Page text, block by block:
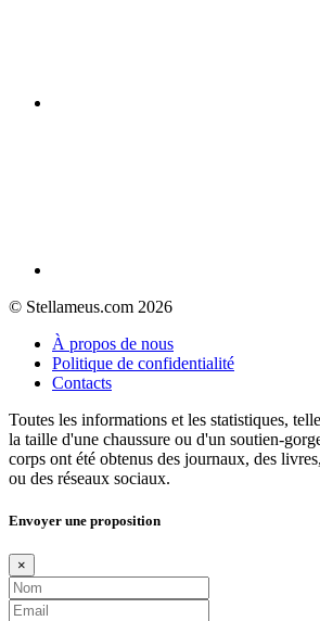
© Stellameus.com 2026
À propos de nous
Politique de confidentialité
Contacts
Toutes les informations et les statistiques,
la taille d'une chaussure ou d'un soutien-
corps ont été obtenus des journaux, des
ou des réseaux sociaux.
Envoyer une proposition
×